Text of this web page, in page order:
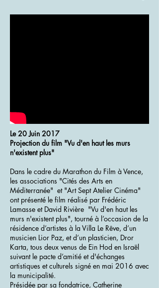
Le 20 Juin 2017
Projection du film "Vu d'en haut les murs
n'existent plus"
Dans le cadre du Marathon du Film à Vence,
les associations "Cités des Arts en
Méditerranée" et "Art Sept Atelier Cinéma"
ont présenté le film réalisé par Frédéric
Lamasse et David Rivière "Vu d'en haut les
murs n'existent plus", tourné à l’occasion de la
résidence d’artistes à la Villa Le Rêve, d’un
musicien Lior Paz, et d’un plasticien, Dror
Karta, tous deux venus de Ein Hod en Israël
suivant le pacte d’amitié et d'échanges
artistiques et culturels signé en mai 2016 avec
la municipalité.
Présidée par sa fondatrice, Catherine